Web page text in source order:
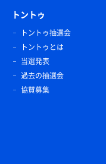
トントゥ
トントゥ抽選会
トントゥとは
当選発表
過去の抽選会
協賛募集